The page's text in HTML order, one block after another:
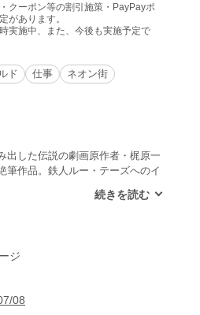
クーポン等の割引施策・PayPayポ
があります。
実施中、また、今後も実施予定で
ド 仕事
ネオン街
出した伝説の劇画原作者・梶原一
筆作品。鉄人ルー・テーズへのイ
ガン発症から闘病生活等を綴った
ジ
08